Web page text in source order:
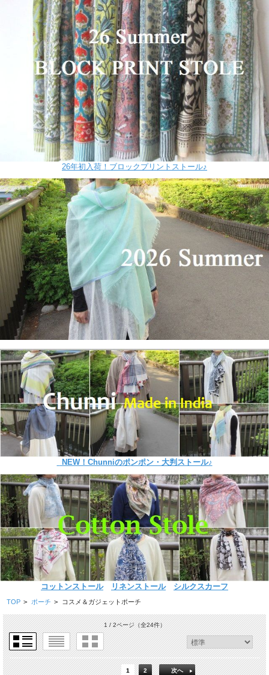
26年初入荷！ブロックプリントストール♪
NEW！Chunniのポンポン・大判ストール♪
コットンストール リネンストール シルクスカーフ
TOP > ポーチ > コスメ＆ガジェットポーチ
1 / 2ページ（全24件）
1 2 次へ